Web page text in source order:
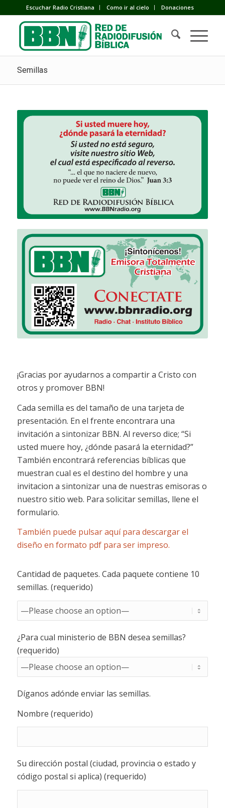
Escuchar Radio Cristiana Como ir al cielo Donaciones
Semillas
¡Gracias por ayudarnos a compartir a Cristo con
otros y promover BBN!
Cada semilla es del tamaño de una tarjeta de
presentación. En el frente encontrara una
invitación a sintonizar BBN. Al reverso dice; “Si
usted muere hoy, ¿dónde pasará la eternidad?”
También encontrará referencias bíblicas que
muestran cual es el destino del hombre y una
invitacion a sintonizar una de nuestras emisoras o
nuestro sitio web. Para solicitar semillas, llene el
formulario.
También puede pulsar aquí para descargar el
diseño en formato pdf para ser impreso.
Cantidad de paquetes. Cada paquete contiene 10
semillas. (requerido)
¿Para cual ministerio de BBN desea semillas?
(requerido)
Díganos adónde enviar las semillas.
Nombre (requerido)
Su dirección postal (ciudad, provincia o estado y
código postal si aplica) (requerido)